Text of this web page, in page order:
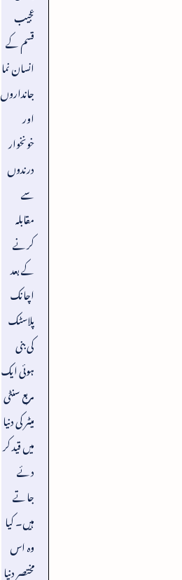
عجیب
قسم کے
انسان نما
جانداروں
اور
خونخوار
درندوں
سے
مقابلہ
کرنے
کے بعد
اچانک
پلاسٹک
کی بنی
ہوئی ایک
مربع سنٹی
میٹر کی دنیا
میں قید کر
دئے
جاتے
ہیں۔ کیا
وہ اس
مختصر دنیا